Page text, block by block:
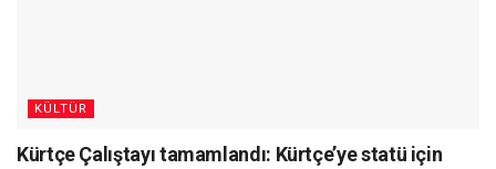
KÜLTÜR
Kürtçe Çalıştayı tamamlandı: Kürtçe’ye statü için